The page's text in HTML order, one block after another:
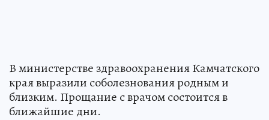
В министерстве здравоохранения Камчатского
края выразили соболезнования родным и
близким. Прощание с врачом состоится в
ближайшие дни.